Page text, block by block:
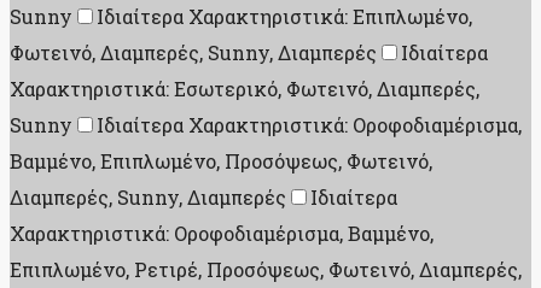
Sunny
Ιδιαίτερα Χαρακτηριστικά: Επιπλωμένο,
Φωτεινό, Διαμπερές, Sunny, Διαμπερές
Ιδιαίτερα
Χαρακτηριστικά: Εσωτερικό, Φωτεινό, Διαμπερές,
Sunny
Ιδιαίτερα Χαρακτηριστικά: Οροφοδιαμέρισμα,
Βαμμένο, Επιπλωμένο, Προσόψεως, Φωτεινό,
Διαμπερές, Sunny, Διαμπερές
Ιδιαίτερα
Χαρακτηριστικά: Οροφοδιαμέρισμα, Βαμμένο,
Επιπλωμένο, Ρετιρέ, Προσόψεως, Φωτεινό, Διαμπερές,